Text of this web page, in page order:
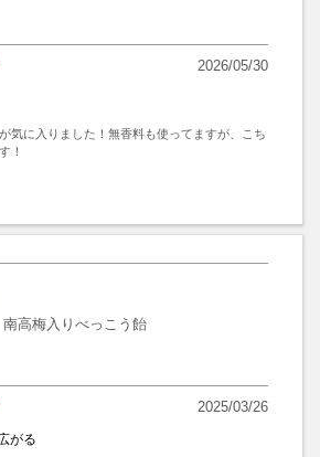
2026/05/30
気に入りました！無香料も使ってますが、こち
！
南高梅入りべっこう飴
2025/03/26
がる